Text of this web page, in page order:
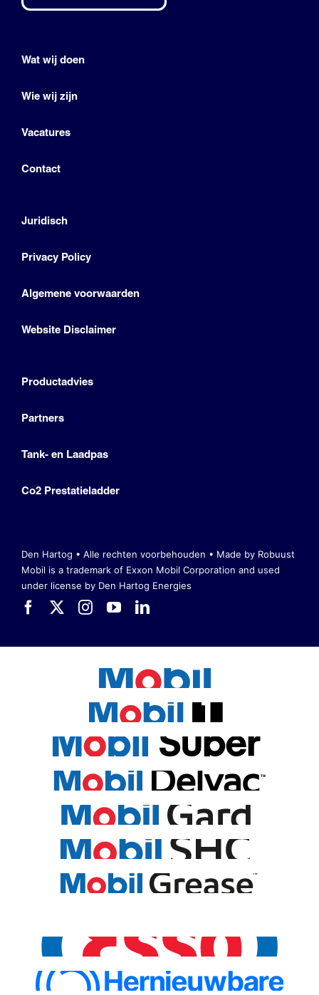
Wat wij doen
Wie wij zijn
Vacatures
Contact
Juridisch
Privacy Policy
Algemene voorwaarden
Website Disclaimer
Productadvies
Partners
Tank- en Laadpas
Co2 Prestatieladder
Den Hartog • Alle rechten voorbehouden • Made by Robuust
Mobil is a trademark of Exxon Mobil Corporation and used
under license by Den Hartog Energies